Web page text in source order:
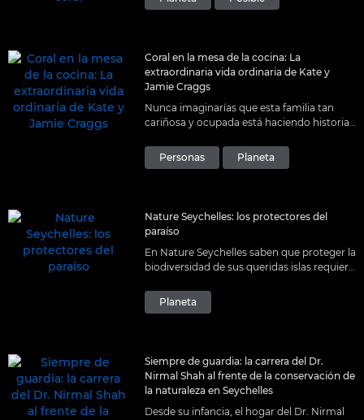
Coral en la mesa de la cocina: La
extraordinaria vida ordinaria de Kate y
Jamie Craggs
Nunca imaginarías que esta familia tan
cariñosa y ocupada está haciendo historia
Kate, de Coral Spawning International.
Personas Planeta
Nature Seychelles: los protectores del
paraíso
En Nature Seychelles saben que proteger la
biodiversidad de sus queridas islas requiere
plazo y mucha innovación.
Planeta
Siempre de guardia: la carrera del Dr.
Nirmal Shah al frente de la conservación de
la naturaleza en Seychelles
Desde su infancia, el hogar del Dr. Nirmal